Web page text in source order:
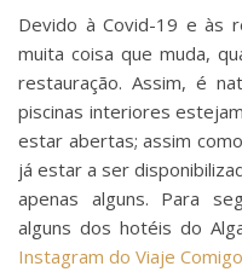
Devido à Covid-19 e às
muita coisa que muda,
restauração. Assim, é
piscinas interiores
estar abertas; assim
já estar a ser
apenas alguns. Para
alguns dos hotéis do
Instagram do Viaje Comigo